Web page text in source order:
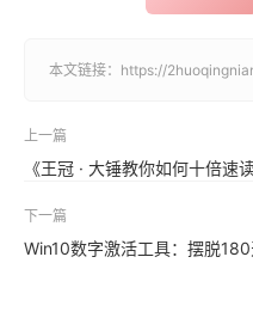
本文链接： https://
上一篇
《王冠 · 大锤教你如何十倍速
下一篇
Win10数字激活工具：摆脱